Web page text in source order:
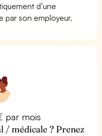
d’une
par son employeur.
par mois
/ médicale ? Prenez